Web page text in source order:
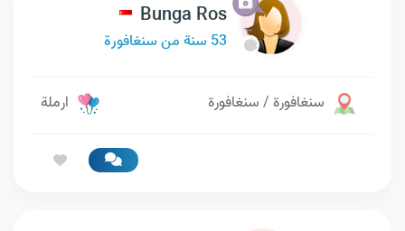
Bunga Ros
53 سنة من سنغافورة
سنغافورة / سنغافورة ارملة